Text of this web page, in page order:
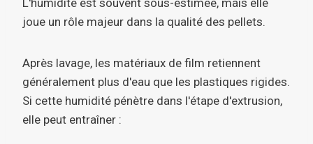
L'humidité est souvent sous-estimée, mais elle
joue un rôle majeur dans la qualité des pellets.
Après lavage, les matériaux de film retiennent
généralement plus d'eau que les plastiques rigides.
Si cette humidité pénètre dans l'étape d'extrusion,
elle peut entraîner :